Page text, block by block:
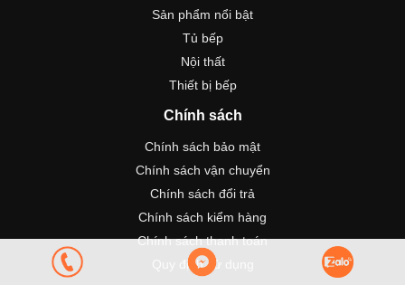
Sản phẩm nổi bật
Tủ bếp
Nội thất
Thiết bị bếp
Chính sách
Chính sách bảo mật
Chính sách vận chuyển
Chính sách đổi trả
Chính sách kiểm hàng
Chính sách thanh toán
Quy định sử dụng